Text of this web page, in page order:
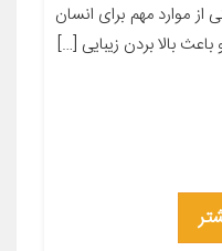
موارد مهم برای انسان
بالا بردن زیبایی […]